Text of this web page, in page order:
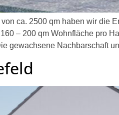
ca. 2500 qm haben wir die
– 200 qm Wohnfläche pro
gewachsene Nachbarschaft